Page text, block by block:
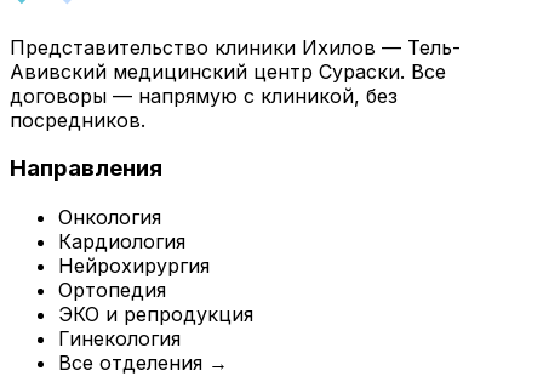
Представительство клиники Ихилов — Тель-
Авивский медицинский центр Сураски. Все
договоры — напрямую с клиникой, без
посредников.
Направления
Онкология
Кардиология
Нейрохирургия
Ортопедия
ЭКО и репродукция
Гинекология
Все отделения →